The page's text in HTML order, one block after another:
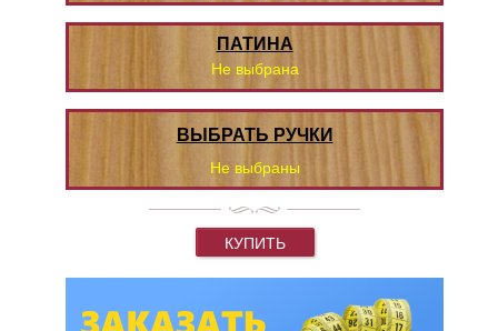
ПАТИНА
Не выбрана
ВЫБРАТЬ РУЧКИ
Не выбраны
КУПИТЬ